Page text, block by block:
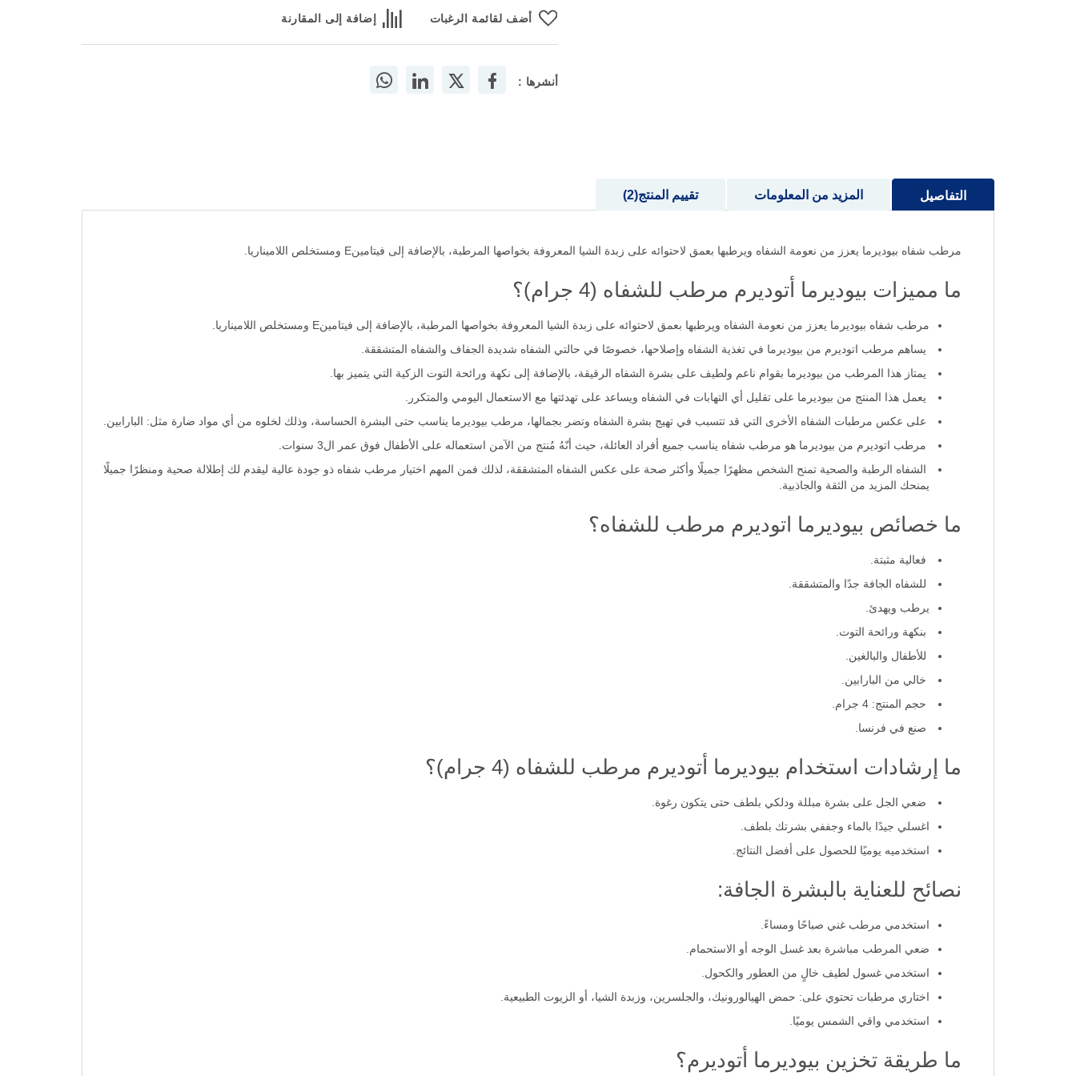
أضف لقائمة الرغبات إضافة إلى المقارنة
أنشرها :
التفاصيل
مرطب شفاه بيوديرما يعزز من نعومة الشفاه ويرطبها بعمق لاحتوائه على زبدة الشيا المعروفة بخواصها المرطبة، بالإضافة إلى فيتامينE ومستخلص اللاميناريا.
ما مميزات بيوديرما أتوديرم مرطب للشفاه (4 جرام)؟
مرطب شفاه بيوديرما يعزز من نعومة الشفاه ويرطبها بعمق لاحتوائه على زبدة الشيا المعروفة بخواصها المرطبة، بالإضافة إلى فيتامينE ومستخلص اللاميناريا.
يساهم مرطب اتوديرم من بيوديرما في تغذية الشفاه وإصلاحها، خصوصًا في حالتي الشفاه شديدة الجفاف والشفاه المتشققة.
يمتاز هذا المرطب من بيوديرما بقوام ناعم ولطيف على بشرة الشفاه الرقيقة، بالإضافة إلى نكهة ورائحة التوت الزكية التي يتميز بها.
يعمل هذا المنتج من بيوديرما على تقليل أي التهابات في الشفاه ويساعد على تهدئتها مع الاستعمال اليومي والمتكرر.
على عكس مرطبات الشفاه الأخرى التي قد تتسبب في تهيج بشرة الشفاه وتضر بجمالها، مرطب بيوديرما يناسب حتى البشرة الحساسة، وذلك لخلوه من أي مواد ضارة مثل: البارابين.
مرطب اتوديرم من بيوديرما هو مرطب شفاه يناسب جميع أفراد العائلة، حيث أنّهُ مُنتج من الآمن استعماله على الأطفال فوق عمر ال3 سنوات.
الشفاه الرطبة والصحية تمنح الشخص مظهرًا جميلًا وأكثر صحة على عكس الشفاه المتشققة، لذلك فمن المهم اختيار مرطب شفاه ذو جودة عالية ليقدم لك إطلالة صحية ومنظرًا جميلًا
يمنحك المزيد من الثقة والجاذبية.
ما خصائص بيوديرما اتوديرم مرطب للشفاه؟
فعالية مثبتة.
للشفاه الجافة جدًا والمتشققة.
يرطب ويهدئ.
بنكهة ورائحة التوت.
للأطفال والبالغين.
خالي من البارابين.
حجم المنتج: 4 جرام.
صنع في فرنسا.
ما إرشادات استخدام بيوديرما أتوديرم مرطب للشفاه (4 جرام)؟
ضعي الجل على بشرة مبللة ودلكي بلطف حتى يتكون رغوة.
اغسلي جيدًا بالماء وجففي بشرتك بلطف.
استخدميه يوميًا للحصول على أفضل النتائج.
نصائح للعناية بالبشرة الجافة:
استخدمي مرطب غني صباحًا ومساءً.
ضعي المرطب مباشرة بعد غسل الوجه أو الاستحمام.
استخدمي غسول لطيف خالٍ من العطور والكحول.
اختاري مرطبات تحتوي على: حمض الهيالورونيك، والجلسرين، وزبدة الشيا، أو الزيوت الطبيعية.
استخدمي واقي الشمس يوميًا.
ما طريقة تخزين بيوديرما أتوديرم؟
المزيد من المعلومات تقييم المنتج 2